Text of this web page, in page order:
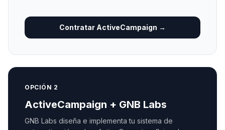
Contratar ActiveCampaign →
OPCIÓN 2
ActiveCampaign + GNB Labs
GNB Labs diseña e implementa tu sistema de